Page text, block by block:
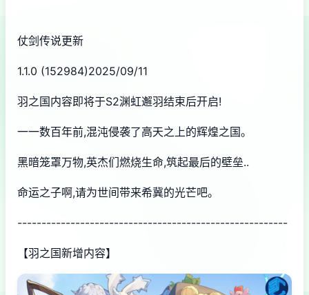
仗剑传说更新
1.1.0 (152984)2025/09/11
羽之国内容即将于S2渊虹邂羽结束后开启!
一一数百年前,混沌侵袭了高天之上的辉煌之国。
黑暗笼罩万物,英杰们燃烧生命,筑起最后的壁垒..
命运之子啊,请为世间带来希冀的光芒吧。
--------------------------------------------------------
【羽之国新增内容】